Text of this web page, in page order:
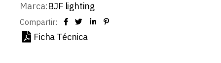
Marca:BJF lighting
Compartir:
Ficha Técnica